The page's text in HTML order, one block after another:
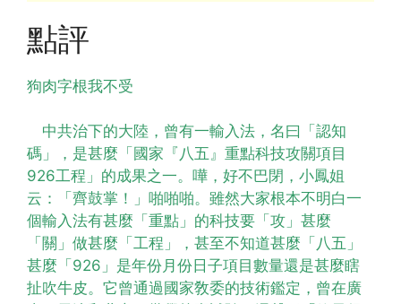
點評
狗肉字根我不受
中共治下的大陸，曾有一輸入法，名曰「認知
碼」，是甚麼「國家『八五』重點科技攻關項目
926工程」的成果之一。嘩，好不巴閉，小鳳姐
云：「齊鼓掌！」啪啪啪。雖然大家根本不明白一
個輸入法有甚麼「重點」的科技要「攻」甚麼
「關」做甚麼「工程」，甚至不知道甚麼「八五」
甚麼「926」是年份月份日子項目數量還是甚麼瞎
扯吹牛皮。它曾通過國家敎委的技術鑑定，曾在廣